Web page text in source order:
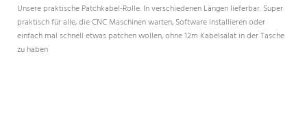
Unsere praktische Patchkabel-Rolle. In verschiedenen Längen lieferbar. Super
praktisch für alle, die CNC Maschinen warten, Software installieren oder
einfach mal schnell etwas patchen wollen, ohne 12m Kabelsalat in der Tasche
zu haben